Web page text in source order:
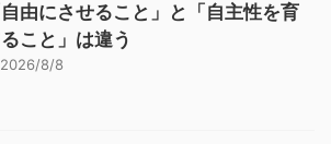
自由にさせること」と「自主性を育
こと」は違う
2026/8/8